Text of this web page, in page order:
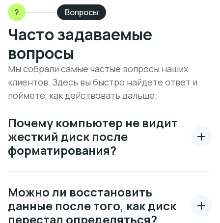
? Вопросы
Часто задаваемые
вопросы
Мы собрали самые частые вопросы наших
клиентов. Здесь вы быстро найдете ответ и
поймете, как действовать дальше.
Почему компьютер не видит
жесткий диск после
форматирования?
Можно ли восстановить
данные после того, как диск
перестал определяться?